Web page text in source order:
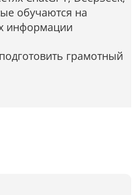
обучаются на
информации
грамотный